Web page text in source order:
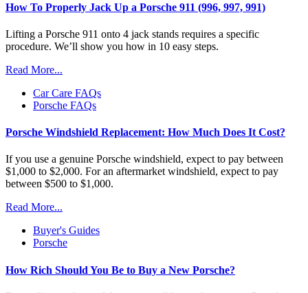
How To Properly Jack Up a Porsche 911 (996, 997, 991)
Lifting a Porsche 911 onto 4 jack stands requires a specific
procedure. We’ll show you how in 10 easy steps.
Read More...
Car Care FAQs
Porsche FAQs
Porsche Windshield Replacement: How Much Does It Cost?
If you use a genuine Porsche windshield, expect to pay between
$1,000 to $2,000. For an aftermarket windshield, expect to pay
between $500 to $1,000.
Read More...
Buyer's Guides
Porsche
How Rich Should You Be to Buy a New Porsche?